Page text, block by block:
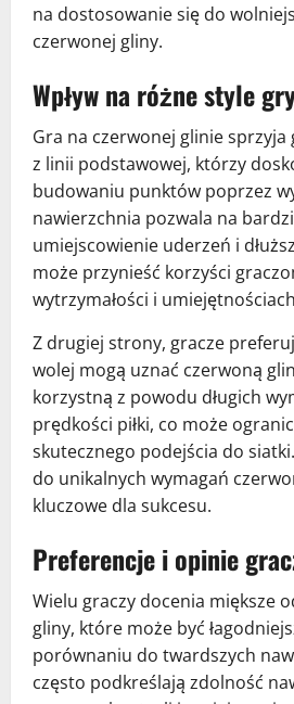
na dostosowanie się do
czerwonej gliny.
Wpływ na różne style
Gra na czerwonej glinie
z linii podstawowej, którzy
budowaniu punktów poprzez
nawierzchnia pozwala na
umiejscowienie uderzeń i
może przynieść korzyści
wytrzymałości i
Z drugiej strony, gracze
wolej mogą uznać czerwoną
korzystną z powodu długich
prędkości piłki, co może
skutecznego podejścia do
do unikalnych wymagań
kluczowe dla sukcesu.
Preferencje i opinie
Wielu graczy docenia miększe
gliny, które może być
porównaniu do twardszych
często podkreślają zdolność